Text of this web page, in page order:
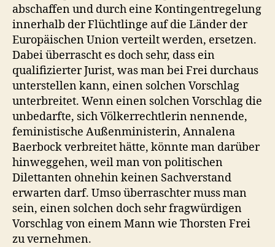
abschaffen und durch eine Kontingentregelung
innerhalb der Flüchtlinge auf die Länder der
Europäischen Union verteilt werden, ersetzen.
Dabei überrascht es doch sehr, dass ein
qualifizierter Jurist, was man bei Frei durchaus
unterstellen kann, einen solchen Vorschlag
unterbreitet. Wenn einen solchen Vorschlag die
unbedarfte, sich Völkerrechtlerin nennende,
feministische Außenministerin, Annalena
Baerbock verbreitet hätte, könnte man darüber
hinweggehen, weil man von politischen
Dilettanten ohnehin keinen Sachverstand
erwarten darf. Umso überraschter muss man
sein, einen solchen doch sehr fragwürdigen
Vorschlag von einem Mann wie Thorsten Frei
zu vernehmen.